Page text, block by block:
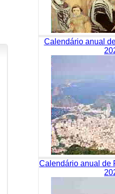
Calendário anual
Calendário anual de